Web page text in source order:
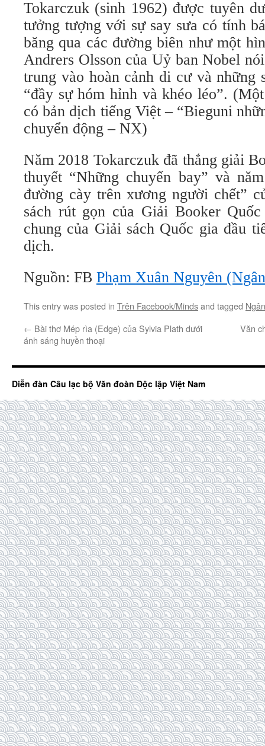
Tokarczuk (sinh 1962) được tuyên
tưởng tượng với sự say sưa có tính
băng qua các đường biên như một
Andrers Olsson của Uỷ ban Nobel
trung vào hoàn cảnh di cư và những
“đầy sự hóm hỉnh và khéo léo”.
có bản dịch tiếng Việt – “Bieguni
chuyển động – NX)
Năm 2018 Tokarczuk đã thắng giải
thuyết “Những chuyến bay” và
đường cày trên xương người chết”
sách rút gọn của Giải Booker
chung của Giải sách Quốc gia đầu
dịch.
Nguồn: FB Phạm Xuân Nguyên
This entry was posted in Trên Facebook/Mindsand tagged
← Bài thơ Mép rìa (Edge) của Sylvia Plath dưới
ánh sáng huyền thoại
Văn
Diễn đàn Câu lạc bộ Văn đoàn Độc lập Việt Nam